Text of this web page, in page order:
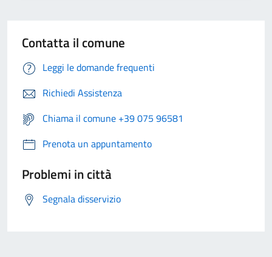
Contatta il comune
Leggi le domande frequenti
Richiedi Assistenza
Chiama il comune +39 075 96581
Prenota un appuntamento
Problemi in città
Segnala disservizio